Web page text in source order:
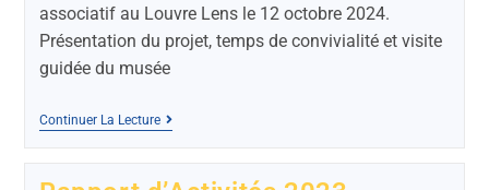
associatif au Louvre Lens le 12 octobre 2024.
Présentation du projet, temps de convivialité et visite
guidée du musée
Continuer La Lecture